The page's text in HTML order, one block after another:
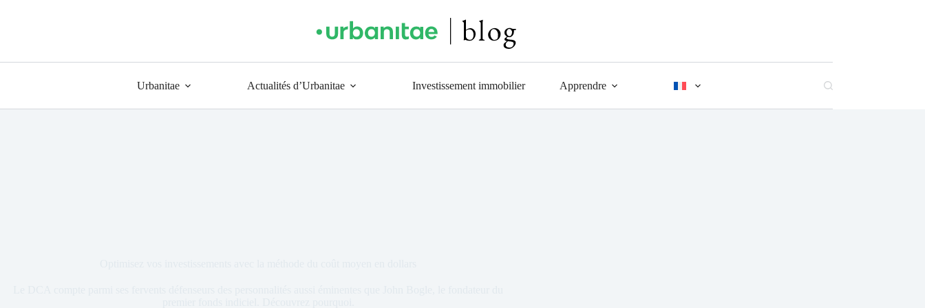
Urbanitae Actualités d’Urbanitae Investissement immobilier Apprendre